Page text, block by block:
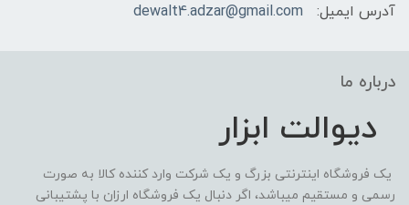
آدرس ایمیل:
dewalt4.adzar@gmail.com
درباره ما
دیوالت ابزار
یک فروشگاه اینترنتی بزرگ و یک شرکت وارد کننده کالا به صورت
رسمی و مستقیم میباشد، اگر دنبال یک فروشگاه ارزان با پشتیبانی